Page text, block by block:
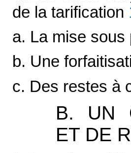
de la tarification
a. La mise sous
b. Une
c. Des restes à
B. UN
ET DE